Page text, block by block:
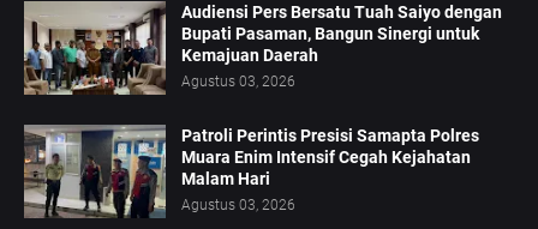
Audiensi Pers Bersatu Tuah Saiyo dengan
Bupati Pasaman, Bangun Sinergi untuk
Kemajuan Daerah
Agustus 03, 2026
Patroli Perintis Presisi Samapta Polres
Muara Enim Intensif Cegah Kejahatan
Malam Hari
Agustus 03, 2026